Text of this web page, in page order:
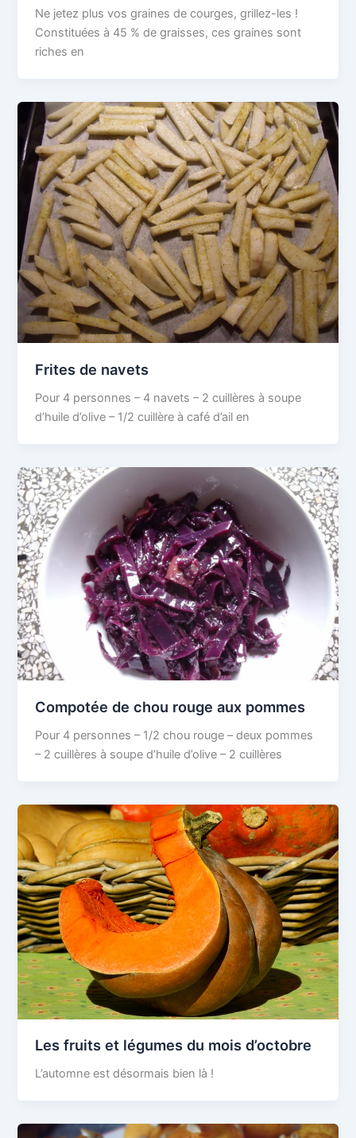
Ne jetez plus vos graines de courges, grillez-les !
Constituées à 45 % de graisses, ces graines sont
riches en
Frites de navets
Pour 4 personnes – 4 navets – 2 cuillères à soupe
d’huile d’olive – 1/2 cuillère à café d’ail en
Compotée de chou rouge aux pommes
Pour 4 personnes – 1/2 chou rouge – deux pommes
– 2 cuillères à soupe d’huile d’olive – 2 cuillères
Les fruits et légumes du mois d’octobre
L’automne est désormais bien là !